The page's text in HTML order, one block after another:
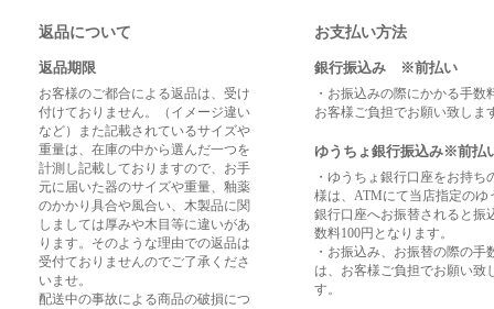
返品について
返品期限
お客様のご都合による返品は、受け
付けておりません。（イメージ違い
など）また記載されているサイズや
重量は、在庫の中から選んだ一つを
計測し記載しておりますので、お手
元に届いた器のサイズや重量、釉薬
のかかり具合や風合い、木製品に関
しましては厚みや木目等に違いがあ
ります。そのような理由での返品は
受付ておりませんのでご了承くださ
いませ。
配送中の事故による商品の破損につ
お支払い方法
銀行振込み ※前払い
・お振込みの際にかかる手数
お客様ご負担でお願い致しま
ゆうちょ銀行振込み※前払
・ゆうちょ銀行口座をお持ち
様は、ATMにて当店指定のゆ
銀行口座へお振替されると振
数料100円となります。
・お振込み、お振替の際の手
は、お客様ご負担でお願い致
す。